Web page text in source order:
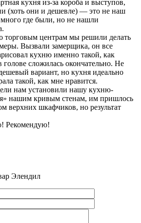
кухня из-за короба и выступов,
(хоть они и дешевле) — это не наш
где были, но не нашли
торговым центрам мы решили делать
Вызвали замерщика, он все
кухню именно такой, как
голове сложилась окончательно. Не
вариант, но кухня идеально
такой, как мне нравится.
нам установили нашу кухню-
нашим кривым стенам, им пришлось
верхних шкафчиков, но результат
Рекомендую!
Элендил